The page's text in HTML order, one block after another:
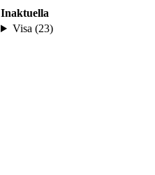
Inaktuella
Visa (23)